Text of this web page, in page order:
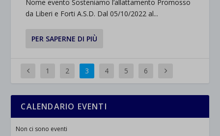
Nome evento Sosteniamo l’allattamento Promosso
da Liberi e Forti A.S.D. Dal 05/10/2022 al...
PER SAPERNE DI PIÙ
1 2 3 4 5 6
CALENDARIO EVENTI
Non ci sono eventi